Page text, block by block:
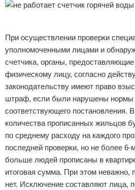
При осуществлении проверки
уполномоченными лицами и
счетчика, органы,
физическому лицу, согласно
законодательству имеют право
штраф, если были нарушены нормы
соответствующего постановления.
количества прописанных жильцов
по среднему расходу на каждого
последней проверки, но не более
больше людей прописаны в
итоговая сумма. При этом неважно,
нет. Исключение составляют лица,